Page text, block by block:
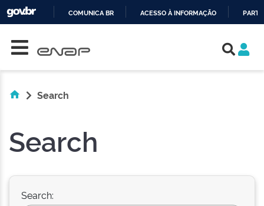
COMUNICA BR ACESSO À INFORMAÇÃO
Search
Search
Search: